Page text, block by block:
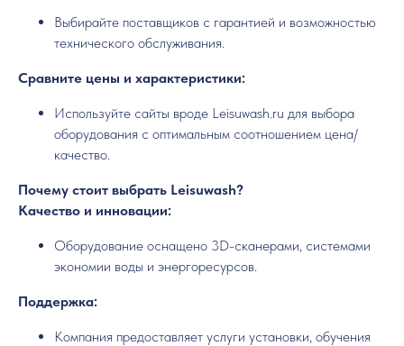
Выбирайте поставщиков с гарантией и возможностью
технического обслуживания.
Сравните цены и характеристики:
Используйте сайты вроде Leisuwash.ru для выбора
оборудования с оптимальным соотношением цена/
качество.
Почему стоит выбрать Leisuwash?
Качество и инновации:
Оборудование оснащено 3D-сканерами, системами
экономии воды и энергоресурсов.
Поддержка:
Компания предоставляет услуги установки, обучения